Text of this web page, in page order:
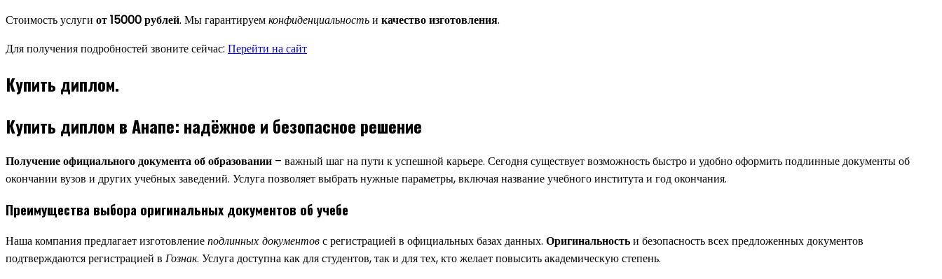
Стоимость услуги от 15000 рублей. Мы гарантируемконфиденциальностьи качество изготовления.
Для получения подробностей звоните сейчас: Перейти на сайт
Купить диплом.
Купить диплом в Анапе: надёжное и безопасное решение
Получение официального документа об образовании – важный шаг на пути к успешной карьере. Сегодня существует возможность быстро и удобно оформить подлинные документы об
окончании вузов и других учебных заведений. Услуга позволяет выбрать нужные параметры, включая название учебного института и год окончания.
Преимущества выбора оригинальных документов об учебе
Наша компания предлагает изготовлениеподлинных документовс регистрацией в официальных базах данных. Оригинальностьи безопасность всех предложенных документов
подтверждаются регистрацией в Гознак. Услуга доступна как для студентов, так и для тех, кто желает повысить академическую степень.